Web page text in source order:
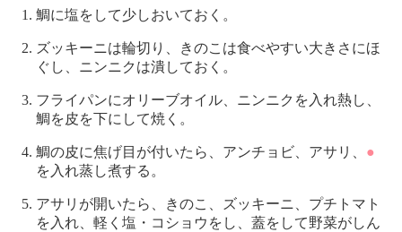
鯛に塩をして少しおいておく。
ズッキーニは輪切り、きのこは食べやすい大きさにほ
ぐし、ニンニクは潰しておく。
フライパンにオリーブオイル、ニンニクを入れ熱し、
鯛を皮を下にして焼く。
鯛の皮に焦げ目が付いたら、アンチョビ、アサリ、 ●
を入れ蒸し煮する。
アサリが開いたら、きのこ、ズッキーニ、プチトマト
を入れ、軽く塩・コショウをし、蓋をして野菜がしん